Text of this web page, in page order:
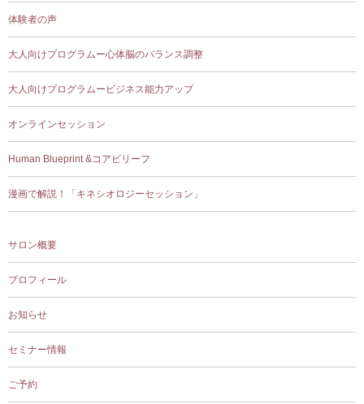
体験者の声
大人向けプログラムー心体脳のバランス調整
大人向けプログラムービジネス能力アップ
オンラインセッション
Human Blueprint &コアビリーフ
漫画で解説！「キネシオロジーセッション」
サロン概要
プロフィール
お知らせ
セミナー情報
ご予約